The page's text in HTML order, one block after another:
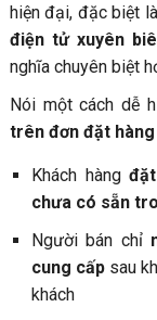
hiện đại, đặc biệt
điện tử xuyên
nghĩa chuyên biệt
Nói một cách dễ
trên đơn đặt
Khách hàng
chưa có sẵn
Người bán chỉ
cung cấpsau
khách